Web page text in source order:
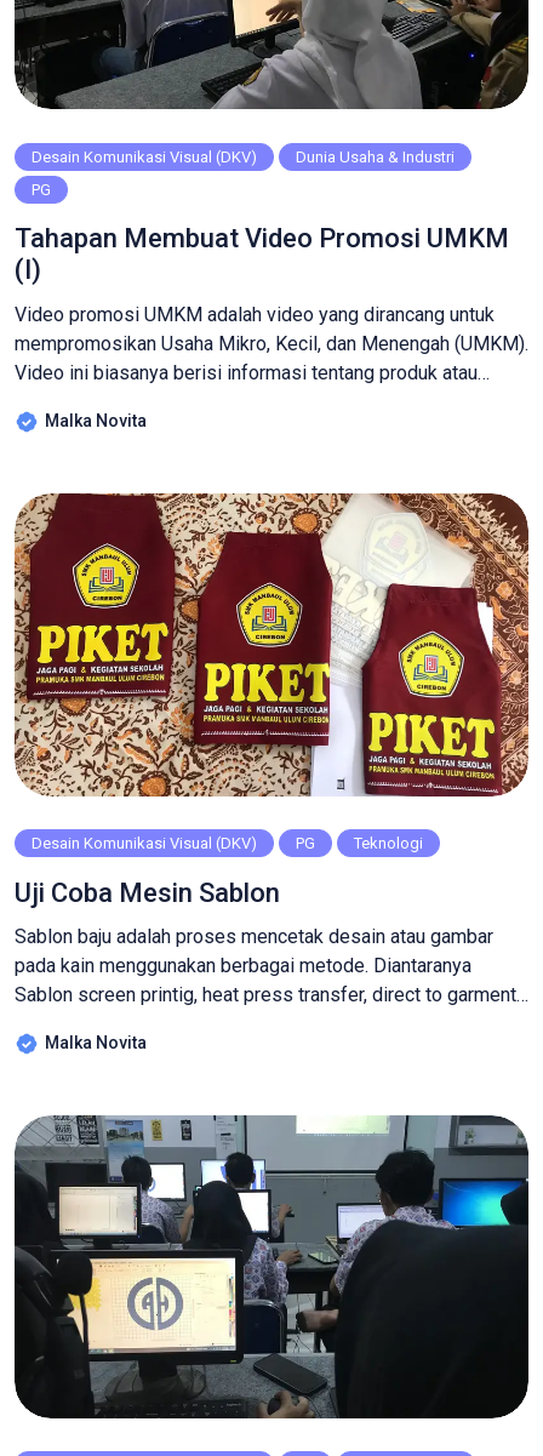
Desain Komunikasi Visual (DKV)
Dunia Usaha & Industri
PG
Tahapan Membuat Video Promosi UMKM
(I)
Video promosi UMKM adalah video yang dirancang untuk
mempromosikan Usaha Mikro, Kecil, dan Menengah (UMKM).
Video ini biasanya berisi informasi tentang produk atau
testimoni pelanggan, proses produksi, atau cerita di balik
yaa.. untuk meningkatkan visibilitas dan menarik minat
pelanggan atau […]
Malka Novita
Desain Komunikasi Visual (DKV) PG Teknologi
Uji Coba Mesin Sablon
Sablon baju adalah proses mencetak desain atau gambar
pada kain menggunakan berbagai metode. Diantaranya
Sablon screen printig, heat press transfer, direct to garment
discharge printing dan plastisol transfer printing. Pada uji
DTF atau Direct to Film yang merupakan teknologi terbaru
dalam […]
Malka Novita